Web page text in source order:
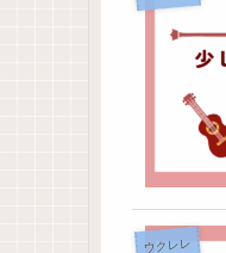
ウクレレ